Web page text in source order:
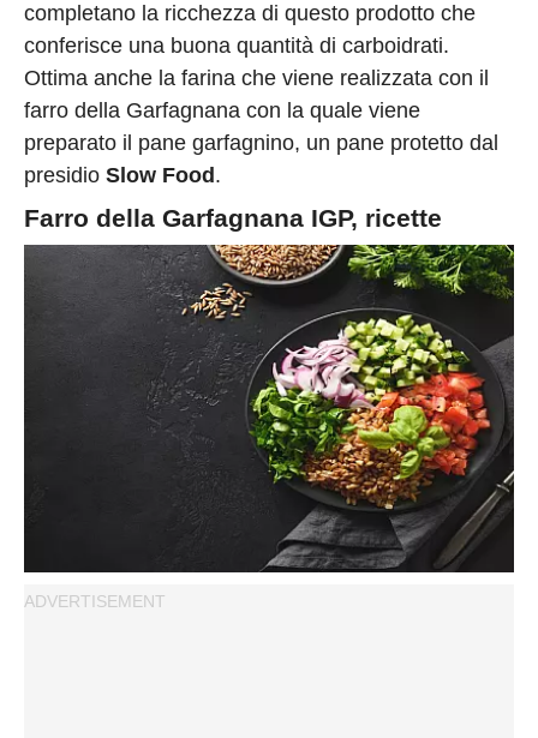
completano la ricchezza di questo prodotto che
conferisce una buona quantità di carboidrati.
Ottima anche la farina che viene realizzata con il
farro della Garfagnana con la quale viene
preparato il pane garfagnino, un pane protetto dal
presidio Slow Food .
Farro della Garfagnana IGP, ricette